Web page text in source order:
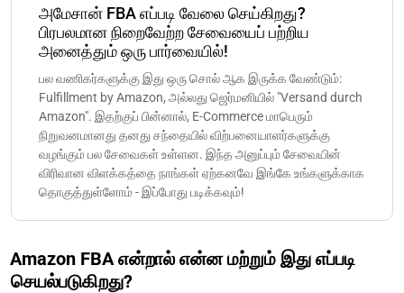
அமேசான் FBA எப்படி வேலை செய்கிறது?
பிரபலமான நிறைவேற்ற சேவையைப் பற்றிய
அனைத்தும் ஒரு பார்வையில்!
பல வணிகர்களுக்கு இது ஒரு சொல் ஆக இருக்க வேண்டும்:
Fulfillment by Amazon, அல்லது ஜெர்மனியில் "Versand durch
Amazon". இதற்குப் பின்னால், E-Commerce மாபெரும்
நிறுவனமானது தனது சந்தையில் விற்பனையாளர்களுக்கு
வழங்கும் பல சேவைகள் உள்ளன. இந்த அனுப்பும் சேவையின்
விரிவான விளக்கத்தை நாங்கள் ஏற்கனவே இங்கே உங்களுக்காக
தொகுத்துள்ளோம் - இப்போது படிக்கவும்!
Amazon FBA என்றால் என்ன மற்றும் இது எப்படி
செயல்படுகிறது?